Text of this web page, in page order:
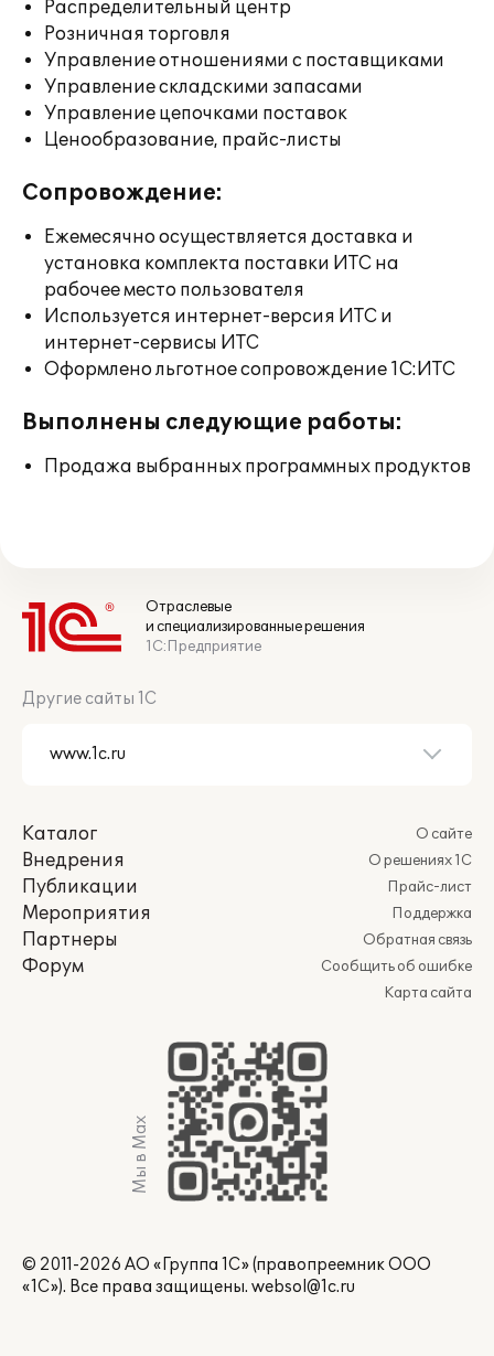
Распределительный центр
Розничная торговля
Управление отношениями с поставщиками
Управление складскими запасами
Управление цепочками поставок
Ценообразование, прайс-листы
Сопровождение:
Ежемесячно осуществляется доставка и
установка комплекта поставки ИТС на
рабочее место пользователя
Используется интернет-версия ИТС и
интернет-сервисы ИТС
Оформлено льготное сопровождение 1С:ИТС
Выполнены следующие работы:
Продажа выбранных программных продуктов
Отраслевые
и специализированные решения
1С:Предприятие
Другие сайты 1С
Каталог
Внедрения
Публикации
Мероприятия
Партнеры
Форум
О сайте
О решениях 1С
Прайс-лист
Поддержка
Обратная связь
Сообщить об ошибке
Карта сайта
Мы в Max
© 2011-2026 АО «Группа 1С» (правопреемник ООО
«1С»). Все права защищены. websol@1c.ru